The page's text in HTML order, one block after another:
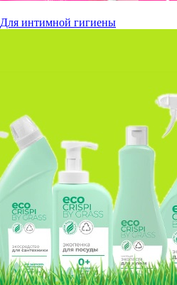
Для интимной гигиены